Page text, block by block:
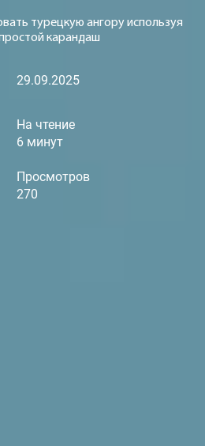
турецкую ангору используя
карандаш
29.09.2025
На чтение
6 минут
Просмотров
270